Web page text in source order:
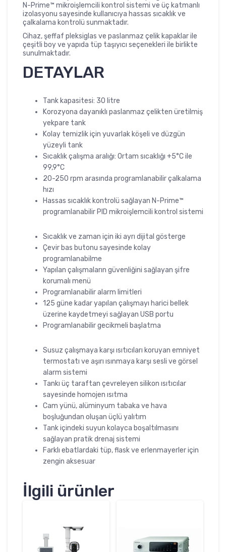
N-Prime™ mikroişlemcili kontrol sistemi ve üç katmanlı
izolasyonu sayesinde kullanıcıya hassas sıcaklık ve
çalkalama kontrolü sunmaktadır.
Cihaz, şeffaf pleksiglas ve paslanmaz çelik kapaklar ile
çeşitli boy ve yapıda tüp taşıyıcı seçenekleri ile birlikte
sunulmaktadır.
DETAYLAR
Tank kapasitesi: 30 litre
Korozyona dayanıklı paslanmaz çelikten üretilmiş
yekpare tank
Kolay temizlik için yuvarlak köşeli ve düzgün
yüzeyli tank
Sıcaklık çalışma aralığı: Ortam sıcaklığı +5°C ile
99,9°C
20-250 rpm arasında programlanabilir çalkalama
hızı
Hassas sıcaklık kontrolü sağlayan N-Prime™
programlanabilir PID mikroişlemcili kontrol sistemi
Sıcaklık ve zaman için iki ayrı dijital gösterge
Çevir bas butonu sayesinde kolay
programlanabilme
Yapılan çalışmaların güvenliğini sağlayan şifre
korumalı menü
Programlanabilir alarm limitleri
125 güne kadar yapılan çalışmayı harici bellek
üzerine kaydetmeyi sağlayan USB portu
Programlanabilir gecikmeli başlatma
Susuz çalışmaya karşı ısıtıcıları koruyan emniyet
termostatı ve aşırı ısınmaya karşı sesli ve görsel
alarm sistemi
Tankı üç taraftan çevreleyen silikon ısıtıcılar
sayesinde homojen ısıtma
Cam yünü, alüminyum tabaka ve hava
boşluğundan oluşan üçlü yalıtım
Tank içindeki suyun kolayca boşaltılmasını
sağlayan pratik drenaj sistemi
Farklı ebatlardaki tüp, flask ve erlenmayerler için
zengin aksesuar
İlgili ürünler